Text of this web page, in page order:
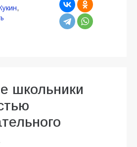
,
школьники